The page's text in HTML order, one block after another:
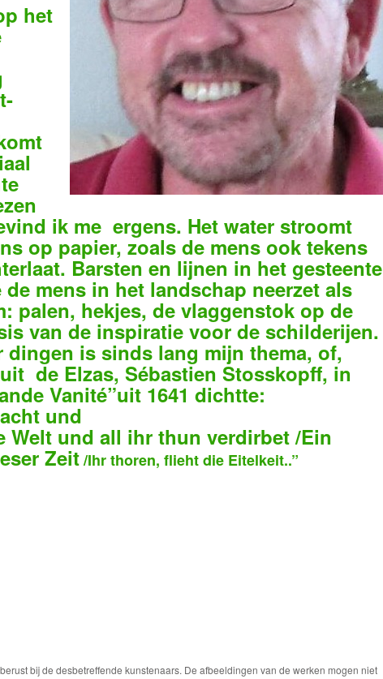
het
ik me ergens. Het water stroomt
op papier, zoals de mens ook tekens
Barsten en lijnen in het gesteente
mens in het landschap neerzet als
palen, hekjes, de vlaggenstok op de
van de inspiratie voor de schilderijen.
dingen is sinds lang mijn thema, of,
de Elzas, Sébastien Stosskopff, in
Vanité”uit 1641 dichtte:
und
Welt und all ihr thun verdirbet/Ein
Zeit/Ihr thoren, flieht die Eitelkeit..”
bij de desbetreffende kunstenaars. De afbeeldingen van de werken mogen niet